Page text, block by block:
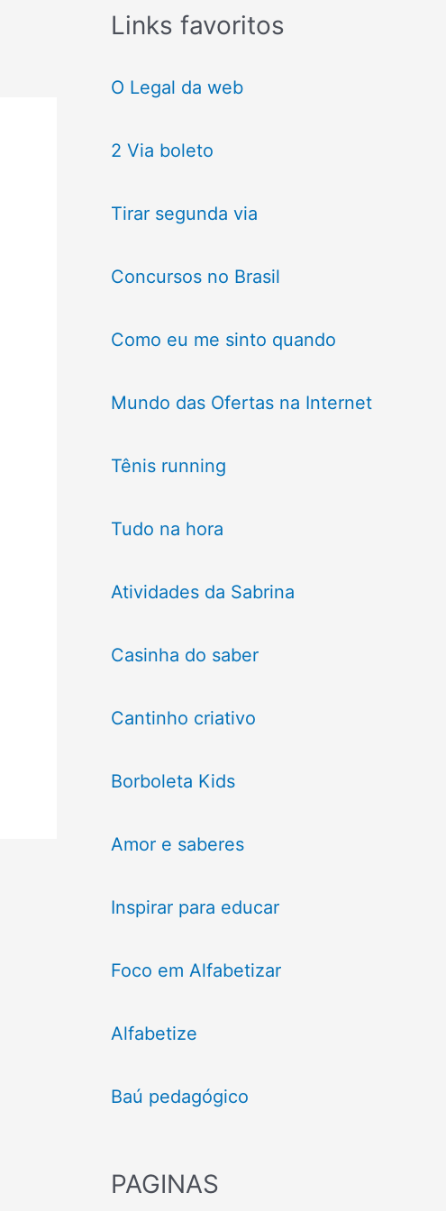
Links favoritos
O Legal da web
2 Via boleto
Tirar segunda via
Concursos no Brasil
Como eu me sinto quando
Mundo das Ofertas na Internet
Tênis running
Tudo na hora
Atividades da Sabrina
Casinha do saber
Cantinho criativo
Borboleta Kids
Amor e saberes
Inspirar para educar
Foco em Alfabetizar
Alfabetize
Baú pedagógico
PAGINAS